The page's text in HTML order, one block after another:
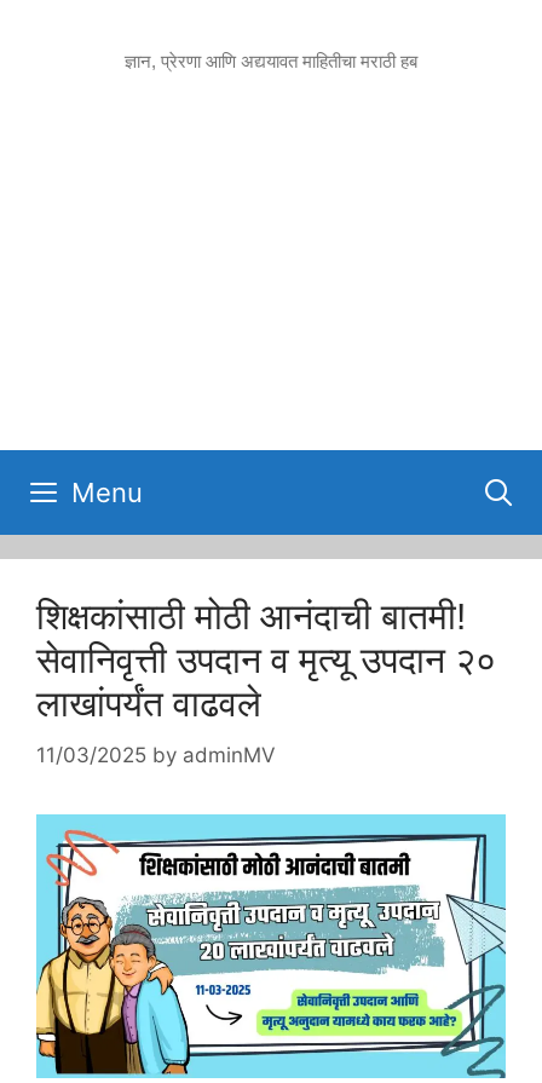
ज्ञान, प्रेरणा आणि अद्ययावत माहितीचा मराठी हब
Menu
शिक्षकांसाठी मोठी आनंदाची बातमी!
सेवानिवृत्ती उपदान व मृत्यू उपदान २०
लाखांपर्यंत वाढवले
11/03/2025 by adminMV